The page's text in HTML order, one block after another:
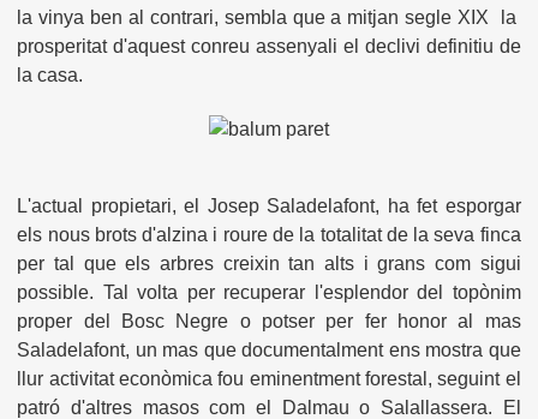
la vinya ben al contrari, sembla que a mitjan segle XIX la
prosperitat d'aquest conreu assenyali el declivi definitiu de
la casa.
L'actual propietari, el Josep Saladelafont, ha fet esporgar
els nous brots d'alzina i roure de la totalitat de la seva finca
per tal que els arbres creixin tan alts i grans com sigui
possible. Tal volta per recuperar l'esplendor del topònim
proper del Bosc Negre o potser per fer honor al mas
Saladelafont, un mas que documentalment ens mostra que
llur activitat econòmica fou eminentment forestal, seguint el
patró d'altres masos com el Dalmau o Salallassera. El